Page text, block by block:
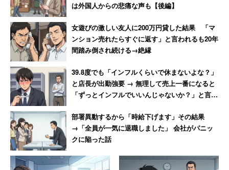
は外国人からの悲痛な声も【後編】
女遊びの激しい友人に200万円貸した結果 「マ
ンション売れたらすぐに返す」と言われるも20年
間踏み倒され続ける→絶縁
39.8度でも「インフルくらいで休まないよな？」
と店長が出勤強要 → 無理して売上一番になると
「ずっとインフルでいいんじゃないか？」と言わ
部署異動するから「時給下げます」その結果
→「全員が一気に退職しました」 会社がパニッ
クに陥った話